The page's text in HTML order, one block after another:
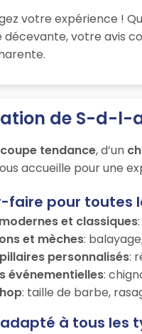
votre expérience !
décevante, votre avis
de S-d-l-
coupe tendance, d’un
accueille pour une
faire pour toutes
et classiques
et mèches:
personnalisés:
événementielles:
: taille de barbe,
à tous les